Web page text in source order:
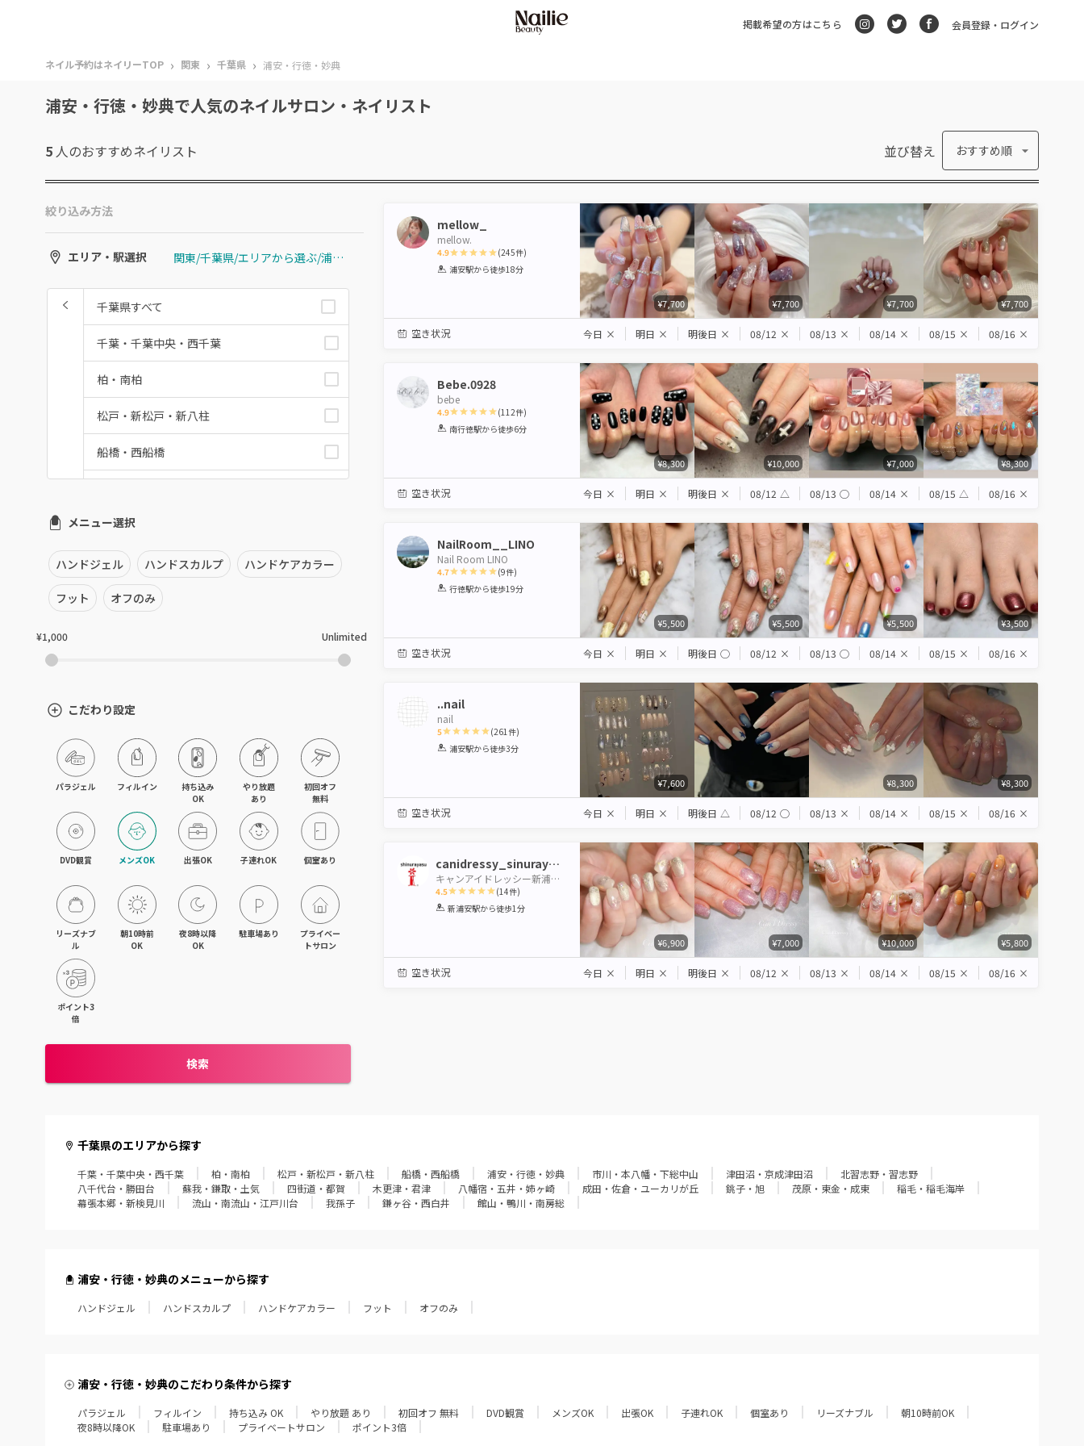
掲載希望の方はこちら 会員登録・ログイン
ネイル予約はネイリーTOP › 関東 › 千葉県 › 浦安・行徳・妙典
浦安・行徳・妙典で人気のネイルサロン・ネイリスト
5 人のおすすめネイリスト 並び替え おすすめ順
絞り込み方法
エリア・駅選択 関東/千葉県/エリアから選ぶ/浦安・行徳・妙典
千葉県すべて
千葉・千葉中央・西千葉
柏・南柏
松戸・新松戸・新八柱
船橋・西船橋
市川・本八幡・下総中山
津田沼・京成津田沼
北習志野・習志野
四街道・都賀
木更津・君津
八幡宿・五井・姉ヶ崎
成田・佐倉・ユーカリが丘
銚子・旭
茂原・東金・成東
稲毛・稲毛海岸
メニュー選択
ハンドジェル ハンドスカルプ ハンドケアカラー
フット オフのみ
¥1,000 Unlimited
こだわり設定
パラジェル フィルイン
持ち込み
OK
やり放題
あり
初回オフ
無料
DVD観賞 メンズOK 出張OK 子連れOK 個室あり
リーズナブ
ル
朝10時前
OK
夜8時以降
OK
駐車場あり
プライベー
トサロン
ポイント3
倍
検索
mellow_
mellow.
4.9
1 2 3 4 5
(245件)
浦安駅から徒歩18分
¥7,700 ¥7,700 ¥7,700 ¥7,700
空き状況 今日 × 明日 × 明後日 × 08/12 × 08/13 × 08/14 × 08/15 × 08/16 ×
Bebe.0928
bebe
4.9
1 2 3 4 5
(112件)
南行徳駅から徒歩6分
¥8,300 ¥10,000 ¥7,000 ¥8,300
空き状況 今日 × 明日 × 明後日 × 08/12 △ 08/13 ◯ 08/14 × 08/15 △ 08/16 ×
NailRoom__LINO
Nail Room LINO
4.7
1 2 3 4 5
(9件)
行徳駅から徒歩19分
¥5,500 ¥5,500 ¥5,500 ¥3,500
空き状況 今日 × 明日 × 明後日 ◯ 08/12 × 08/13 ◯ 08/14 × 08/15 × 08/16 ×
..nail
nail
5
1 2 3 4 5
(261 件)
浦安駅から徒歩3分
¥7,600 ¥8,300 ¥8,300
空き状況 今日 × 明日 × 明後日 △ 08/12 ◯ 08/13 × 08/14 × 08/15 × 08/16 ×
canidressy_sinurayasu
キャンアイドレッシー新浦安店
4.5
1 2 3 4 5
(14件)
新浦安駅から徒歩1分
¥6,900 ¥7,000 ¥10,000 ¥5,800
空き状況 今日 × 明日 × 明後日 × 08/12 × 08/13 × 08/14 × 08/15 × 08/16 ×
千葉県のエリアから探す
千葉・千葉中央・西千葉 柏・南柏 松戸・新松戸・新八柱 船橋・西船橋 浦安・行徳・妙典 市川・本八幡・下総中山 津田沼・京成津田沼
北習志野・習志野
八千代台・勝田台
蘇我・鎌取・土気 四街道・都賀 木更津・君津 八幡宿・五井・姉ヶ崎 成田・佐倉・ユーカリが丘 銚子・旭 茂原・東金・成東
稲毛・稲毛海岸
幕張本郷・新検見川
流山・南流山・江戸川台 我孫子 鎌ヶ谷・西白井 館山・鴨川・南房総
浦安・行徳・妙典のメニューから探す
ハンドジェル ハンドスカルプ ハンドケアカラー フット オフのみ
浦安・行徳・妙典のこだわり条件から探す
パラジェル フィルイン 持ち込み OK やり放題 あり 初回オフ 無料 DVD観賞 メンズOK 出張OK 子連れOK 個室あり リーズナブル
朝10時前OK
夜8時以降OK
駐車場あり プライベートサロン ポイント3倍